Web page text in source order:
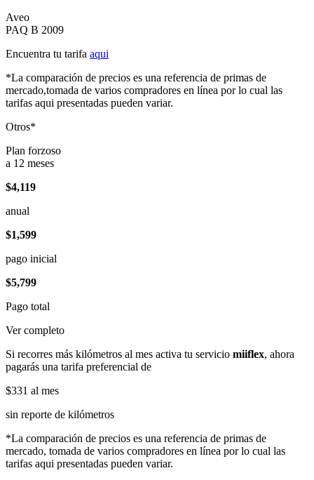
Aveo
PAQ B 2009
Encuentra tu tarifa aqui
*La comparación de precios es una referencia de primas de
mercado,tomada de varios compradores en línea por lo cual las
tarifas aqui presentadas pueden variar.
Otros*
Plan forzoso
a 12 meses
$4,119
anual
$1,599
pago inicial
$5,799
Pago total
Ver completo
Si recorres más kilómetros al mes activa tu servicio miiflex, ahora
pagarás una tarifa preferencial de
$331 al mes
sin reporte de kilómetros
*La comparación de precios es una referencia de primas de
mercado, tomada de varios compradores en línea por lo cual las
tarifas aqui presentadas pueden variar.